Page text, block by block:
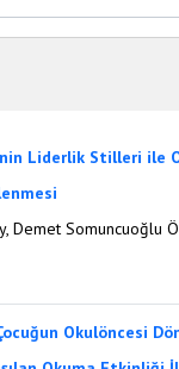
Liderlik Stilleri ile
Demet Somuncuoğlu
Okulöncesi